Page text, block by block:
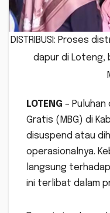
DISTRIBUSI: Proses
dapur di Loteng,
LOTENG –
Gratis (MBG) di
disuspend atau
operasionalnya.
langsung
ini terlibat dalam